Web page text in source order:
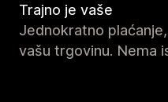
Trajno je vaše
Jednokratno
vašu trgovinu. Nema